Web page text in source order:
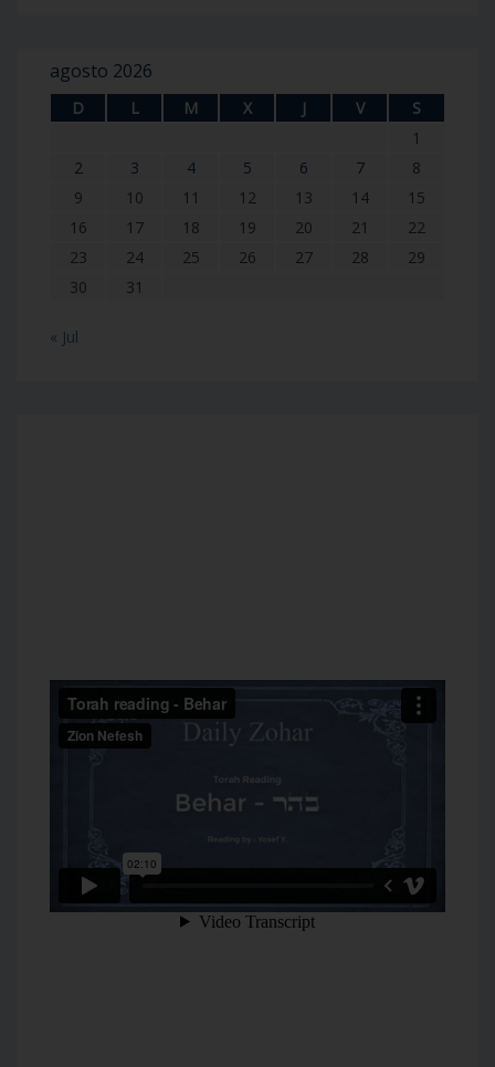
agosto 2026
D L M X J V
S
1
2
3 4 5 6 7
8
9
10 11 12 13 14
15
16
17 18 19 20 21
22
23
24 25 26 27 28
29
30
31
« Jul